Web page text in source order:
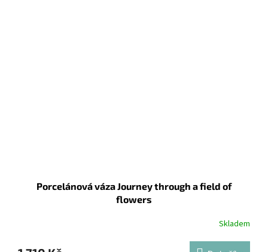
Porcelánová váza Journey through a field of
flowers
Skladem